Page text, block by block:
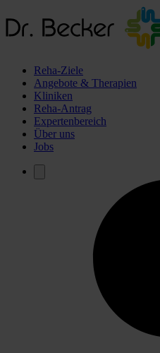
Reha-Ziele
Angebote & Therapien
Kliniken
Reha-Antrag
Expertenbereich
Über uns
Jobs